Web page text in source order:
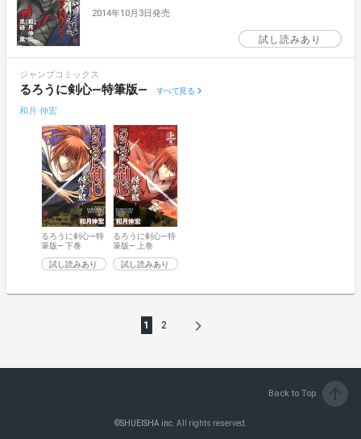
2014年10月3日発売
試し読みあり
ジャンプコミックス
るろうに剣心―特筆版― すべて見る
和月 伸宏
るろうに剣心―特
筆版― 下巻
試し読みあり
るろうに剣心―特
筆版― 上巻
試し読みあり
1 2 navigate_next
Back to Top
©SHUEISHA inc. All rights reserved.